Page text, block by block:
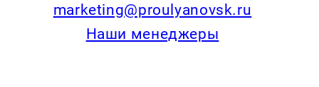
marketing@proulyanovsk.ru
Наши менеджеры